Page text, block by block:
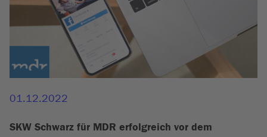
01.12.2022
SKW Schwarz für MDR erfolgreich vor dem